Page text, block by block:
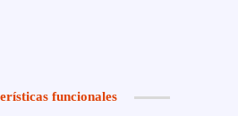
funcionales